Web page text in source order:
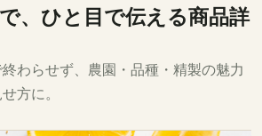
、ひと目で伝える商品詳
わらせず、農園・品種・精製の魅力
方に。